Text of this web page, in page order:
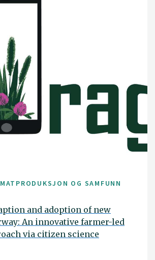
OG SAMFUNN
and adoption of new
An innovative farmer-led
via citizen science